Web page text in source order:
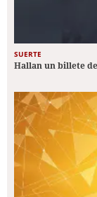
SUERTE
Hallan un billete